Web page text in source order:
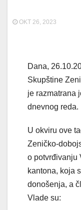
OKT 26, 2023
Dana,
Skupštine
je razmatrana
dnevnog reda.
U okviru ove
Zeničko-
o potvrđivanju
kantona, koja
donošenja, a
Vlade su: